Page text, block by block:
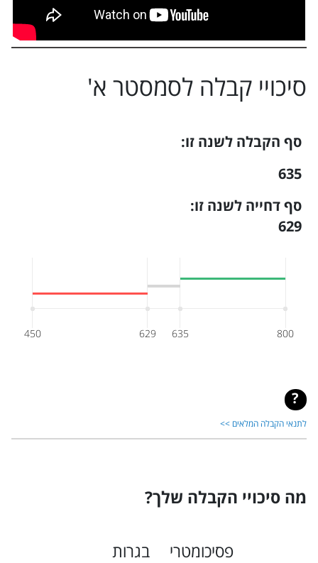
סיכויי קבלה לסמסטר א'
סף הקבלה לשנה זו:
635
סף דחייה לשנה זו:
629
450 629 635 800
לתנאי הקבלה המלאים >>
מה סיכויי הקבלה שלך?
פסיכומטרי בגרות